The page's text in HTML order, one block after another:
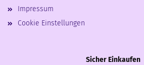
Impressum
Cookie Einstellungen
Sicher Einkaufen